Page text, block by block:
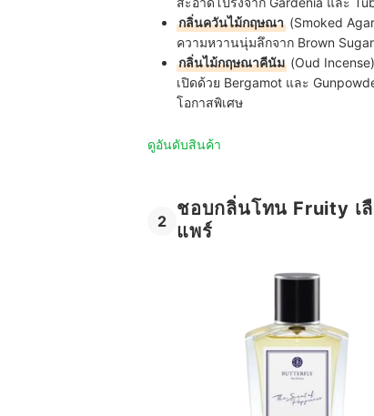
กลิ่นควันไม้กฤษณา (Smoked
ความหวานนุ่มลึกจาก Brown
กลิ่นไม้กฤษณาคีนัม (Oud
เปิดด้วย Bergamot และ
โอกาสพิเศษ
ดูอันดับสินค้า
2
ชอบกลิ่นโทน Fruity เ
แพร์